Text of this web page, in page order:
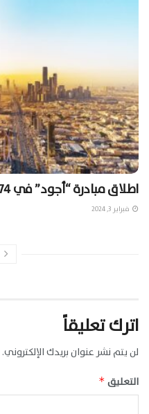
اطلاق مبادرة “أجود” في 74 مشروعًا سكنيًا بالسعودية
فبراير 3, 2024
اترك تعليقاً
لن يتم نشر عنوان بريدك الإلكتروني.
التعليق *